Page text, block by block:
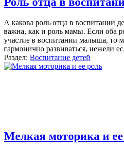
А какова роль отца в воспитании
важна, как и роль мамы. Если оба
участие в воспитании малыша, то
гармонично развиваться, нежели
Раздел: Воспитание детей
Мелкая моторика и